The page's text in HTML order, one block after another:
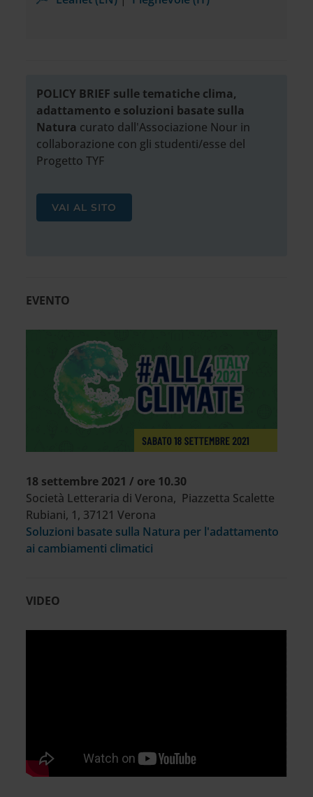
POLICY BRIEF sulle tematiche clima,
adattamento e soluzioni basate sulla
Natura curato dall'Associazione Nour in
collaborazione con gli studenti/esse del
Progetto TYF
VAI AL SITO
EVENTO
18 settembre 2021 / ore 10.30
Società Letteraria di Verona, Piazzetta Scalette
Rubiani, 1, 37121 Verona
Soluzioni basate sulla Natura per l'adattamento
ai cambiamenti climatici
VIDEO